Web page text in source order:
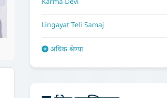
Karma Devi
Lingayat Teli Samaj
अधिक श्रेण्या